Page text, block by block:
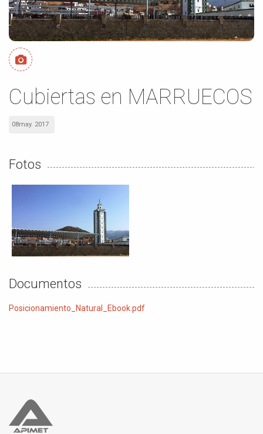
Cubiertas en MARRUECOS
08may. 2017
Fotos
Documentos
Posicionamiento_Natural_Ebook.pdf